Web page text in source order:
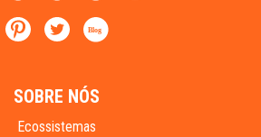
Blog
SOBRE NÓS
Ecossistemas